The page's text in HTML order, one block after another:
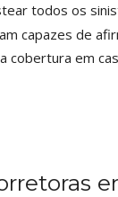
todos os
capazes de
cobertura em